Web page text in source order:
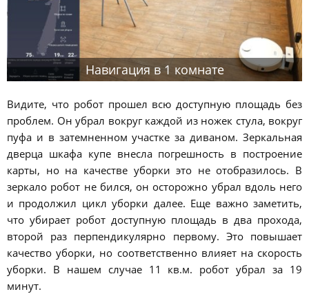
Навигация в 1 комнате
Видите, что робот прошел всю доступную площадь без
проблем. Он убрал вокруг каждой из ножек стула, вокруг
пуфа и в затемненном участке за диваном. Зеркальная
дверца шкафа купе внесла погрешность в построение
карты, но на качестве уборки это не отобразилось. В
зеркало робот не бился, он осторожно убрал вдоль него
и продолжил цикл уборки далее. Еще важно заметить,
что убирает робот доступную площадь в два прохода,
второй раз перпендикулярно первому. Это повышает
качество уборки, но соответственно влияет на скорость
уборки. В нашем случае 11 кв.м. робот убрал за 19
минут.